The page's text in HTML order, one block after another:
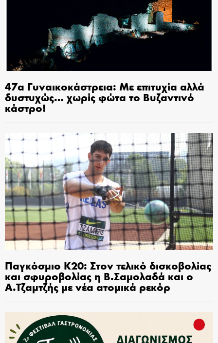
47α Γυναικοκάστρεια: Με επιτυχία αλλά
δυστυχώς… χωρίς φώτα το Βυζαντινό
κάστρο!
Παγκόσμιο Κ20: Στον τελικό δισκοβολίας
και σφυροβολίας η Β.Σαμολαδά και ο
Α.Τζαμτζής με νέα ατομικά ρεκόρ